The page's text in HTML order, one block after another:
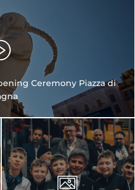
Ceremony Piazza di